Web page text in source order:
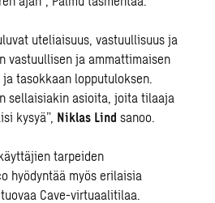
uteliaisuus, vastuullisuus ja
vastuullisen ja ammattimaisen
tasokkaan lopputuloksen.
sellaisiakin asioita, joita tilaaja
kysyä”, Niklas Lindsanoo.
tarpeiden
hyödyntää myös erilaisia
Cave-virtuaalitilaa.